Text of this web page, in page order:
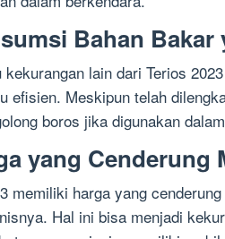
Bahan
kekurangan lain dari Terios
efisien. Meskipun telah
boros jika digunakan
yang Cenderung
memiliki harga yang
Hal ini bisa menjadi